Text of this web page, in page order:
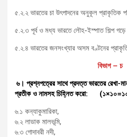
৫.২.২ ভারতের চা উৎপাদনের অনুকূল প্রাকৃতিক
৫.২.৩ পূর্ব ও মধ্য ভারতে লৌহ-ইস্পাত শিল্প
৫.২.৪ ভারতের জনসংখ্যার অসম বণ্টনের
বিভাগ – চ
৬। প্রশ্নপত্রের সাথে প্রদত্ত ভারতের রেখা-
প্রতীক ও নামসহ চিহ্নিত করো:
৬.১ কন্যাকুমারিকা,
৬.২ লাডাক মালভূমি,
৬.৩ গোদাবরী নদী,